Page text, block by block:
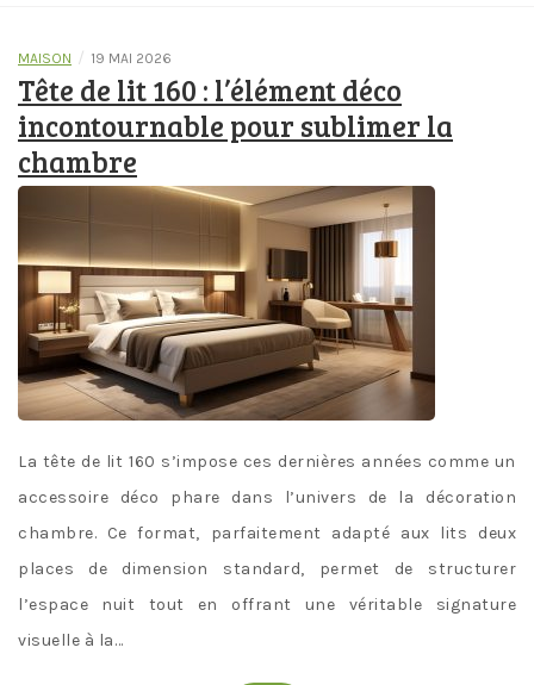
MAISON / 19 MAI 2026
Tête de lit 160 : l’élément déco
incontournable pour sublimer la
chambre
La tête de lit 160 s’impose ces dernières années comme un
accessoire déco phare dans l’univers de la décoration
chambre. Ce format, parfaitement adapté aux lits deux
places de dimension standard, permet de structurer
l’espace nuit tout en offrant une véritable signature
visuelle à la…